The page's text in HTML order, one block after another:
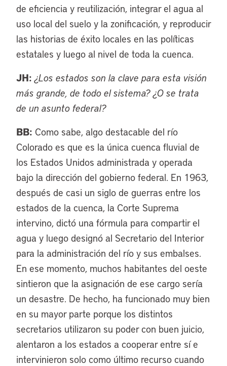
de eficiencia y reutilización, integrar el agua al
uso local del suelo y la zonificación, y reproducir
las historias de éxito locales en las políticas
estatales y luego al nivel de toda la cuenca.
JH: ¿Los estados son la clave para esta visión
más grande, de todo el sistema? ¿O se trata
de un asunto federal?
BB: Como sabe, algo destacable del río
Colorado es que es la única cuenca fluvial de
los Estados Unidos administrada y operada
bajo la dirección del gobierno federal. En 1963,
después de casi un siglo de guerras entre los
estados de la cuenca, la Corte Suprema
intervino, dictó una fórmula para compartir el
agua y luego designó al Secretario del Interior
para la administración del río y sus embalses.
En ese momento, muchos habitantes del oeste
sintieron que la asignación de ese cargo sería
un desastre. De hecho, ha funcionado muy bien
en su mayor parte porque los distintos
secretarios utilizaron su poder con buen juicio,
alentaron a los estados a cooperar entre sí e
intervinieron solo como último recurso cuando